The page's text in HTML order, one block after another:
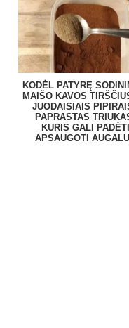
KODĖL PATYRĘ
MAIŠO KAVOS
JUODAISIAIS
PAPRASTAS
KURIS GALI PADĖTI
APSAUGOTI